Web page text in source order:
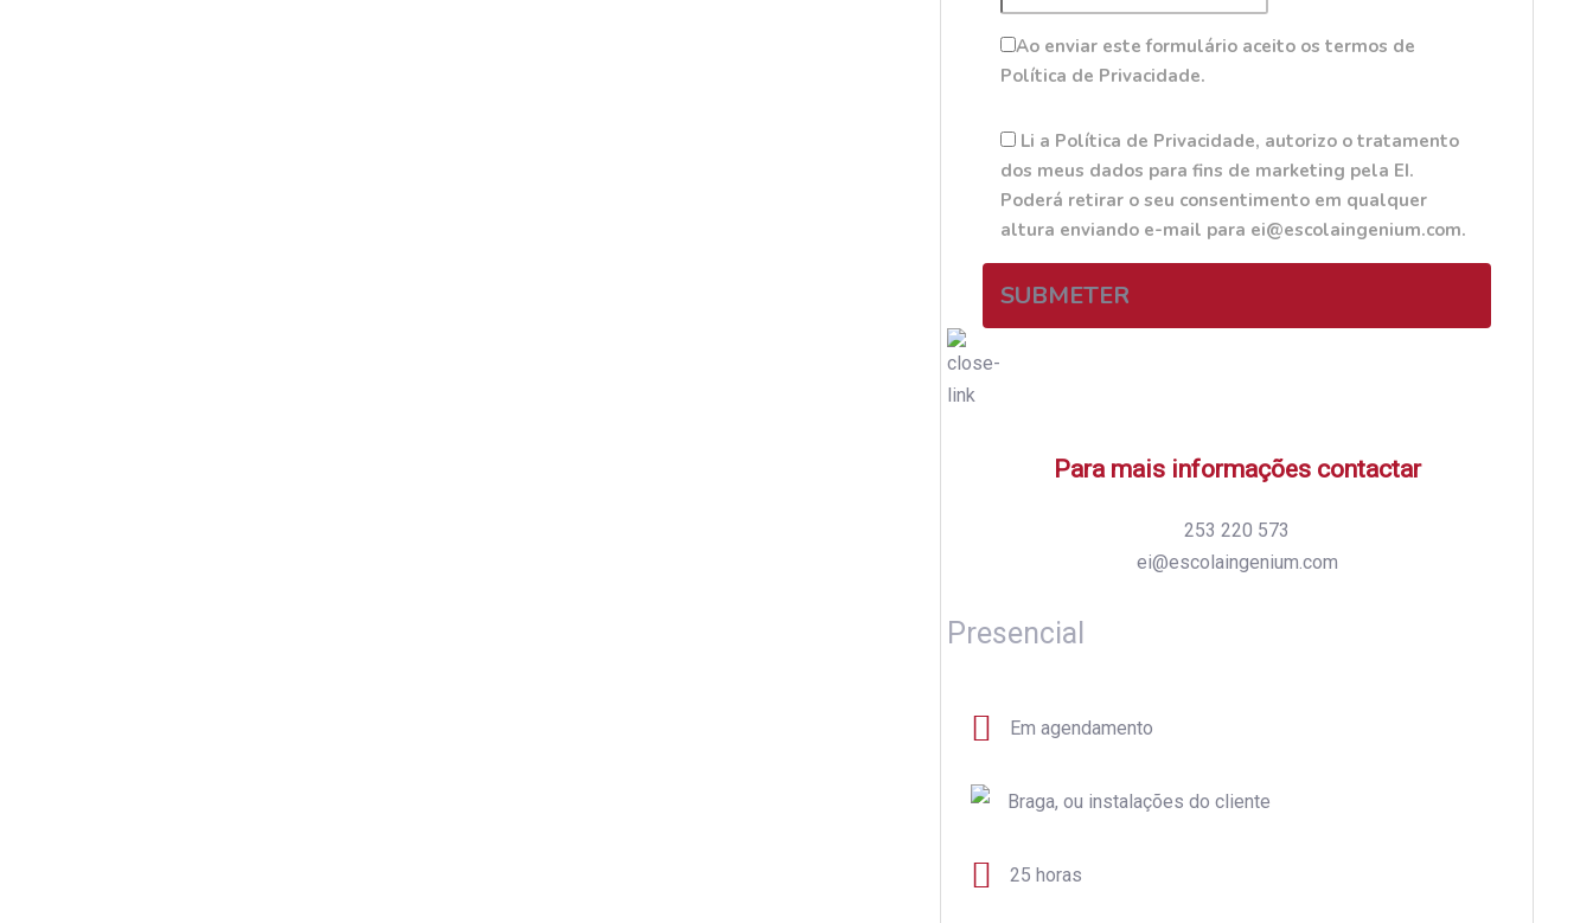
Ao enviar este formulário aceito os termos de
Política de Privacidade.
Li a Política de Privacidade, autorizo o tratamento
dos meus dados para fins de marketing pela EI.
Poderá retirar o seu consentimento em qualquer
altura enviando e-mail para ei@escolaingenium.com.
SUBMETER
Para mais informações contactar
253 220 573
ei@escolaingenium.com
Presencial
Em agendamento
Braga, ou instalações do cliente
25 horas